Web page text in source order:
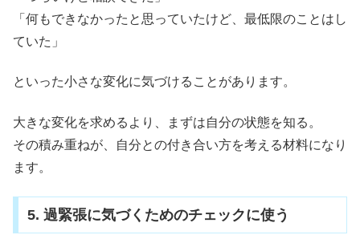
「何もできなかったと思っていたけど、最低限のことはし
ていた」
といった小さな変化に気づけることがあります。
大きな変化を求めるより、まずは自分の状態を知る。
その積み重ねが、自分との付き合い方を考える材料になり
ます。
5. 過緊張に気づくためのチェックに使う